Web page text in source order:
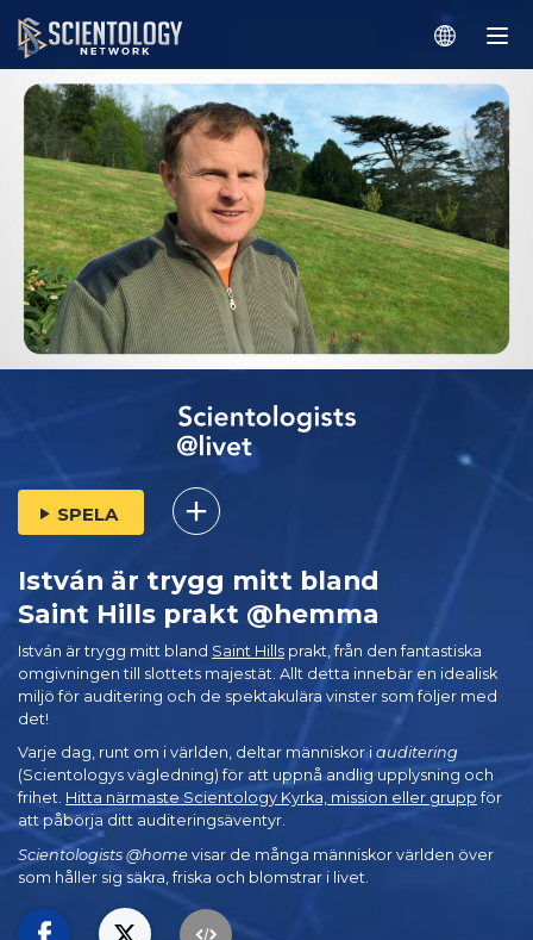
SPELA
István är trygg mitt bland
Saint Hills prakt @hemma
István är trygg mitt bland Saint Hills prakt, från den fantastiska
omgivningen till slottets majestät. Allt detta innebär en idealisk
miljö för auditering och de spektakulära vinster som följer med
det!
Varje dag, runt om i världen, deltar människor i auditering
(Scientologys vägledning) för att uppnå andlig upplysning och
frihet. Hitta närmaste Scientology Kyrka, mission eller grupp för
att påbörja ditt auditeringsäventyr.
Scientologists @home visar de många människor världen över
som håller sig säkra, friska och blomstrar i livet.